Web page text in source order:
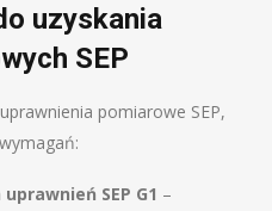
uzyskania
SEP
pomiarowe SEP,
SEP G1 –